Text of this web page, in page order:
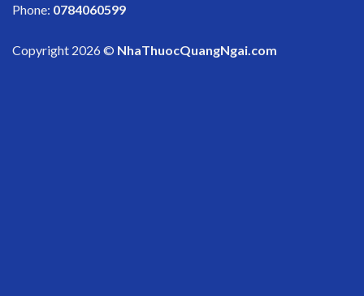
Phone: 0784060599
Copyright 2026 © NhaThuocQuangNgai.com